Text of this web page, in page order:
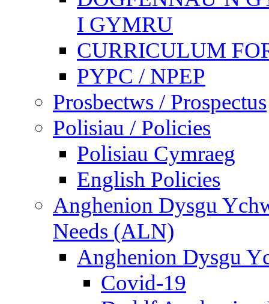
I GYMRU
CURRICULUM
PYPC / NPEP
Prosbectws / Prospectus
Polisiau / Policies
Polisiau Cymraeg
English Policies
Anghenion Dysgu
Needs (ALN)
Anghenion Dysgu
Covid-19